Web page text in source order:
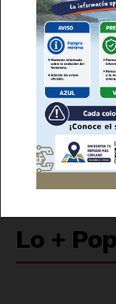
Nosotros
Política de
Políticas del
Información
Lo +